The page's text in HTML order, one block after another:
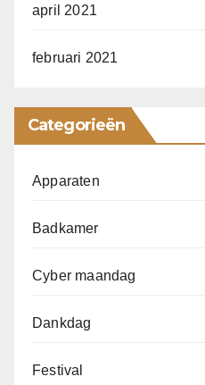
april 2021
februari 2021
Categorieën
Apparaten
Badkamer
Cyber maandag
Dankdag
Festival